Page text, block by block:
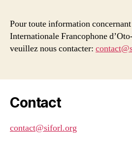
Pour toute information
Internationale Francophone
veuillez nous contacter:
Contact
contact@siforl.org